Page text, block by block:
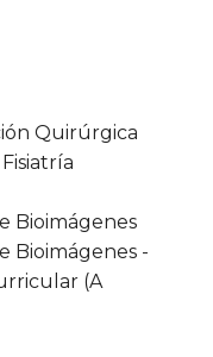
Quirúrgica
Bioimágenes
Bioimágenes -
(A